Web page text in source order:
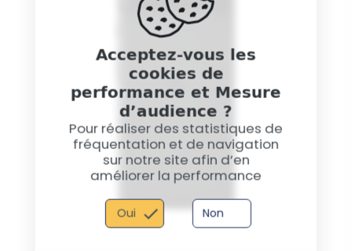
Acceptez-vous les
cookies de
performance et Mesure
d’audience ?
Pour réaliser des statistiques de
fréquentation et de navigation
sur notre site afin d’en
améliorer la performance
Oui Non